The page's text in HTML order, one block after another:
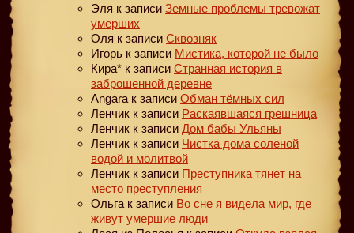
Эля к записи Земные проблемы тревожат
умерших
Оля к записи Сквозняк
Игорь к записи Мистика, которой не было
Кира* к записи Странная история в
заброшенной деревне
Angara к записи Обман тёмных сил
Ленчик к записи Раскаявшаяся грешница
Ленчик к записи Дом бабы Ульяны
Ленчик к записи Чистка дома соленой
водой и молитвой
Ленчик к записи Преступника тянет на
место преступления
Ольга к записи Во сне я видела мир, где
живут умершие люди